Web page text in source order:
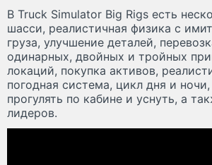
В Truck Simulator Big Rigs есть
шасси, реалистичная физика с
груза, улучшение деталей,
одинарных, двойных и тройных
локаций, покупка активов,
погодная система, цикл дня и
прогулять по кабине и уснуть, а
лидеров.